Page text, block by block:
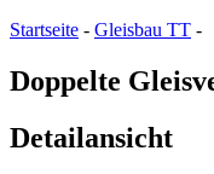
Startseite - Gleisbau TT -
Doppelte
Detailansicht